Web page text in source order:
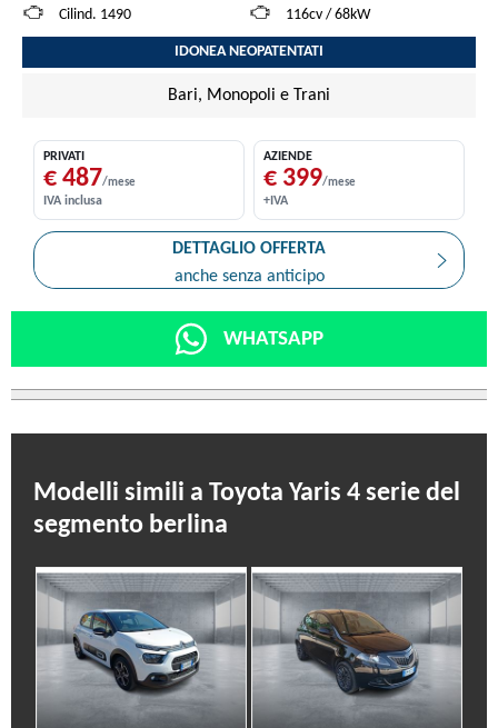
Cilind. 1490 116cv / 68kW
IDONEA NEOPATENTATI
Bari, Monopoli e Trani
PRIVATI
€ 487/mese
IVA inclusa
AZIENDE
€ 399/mese
+IVA
DETTAGLIO OFFERTA
anche senza anticipo
WHATSAPP
Modelli simili a Toyota Yaris 4 serie del
segmento berlina